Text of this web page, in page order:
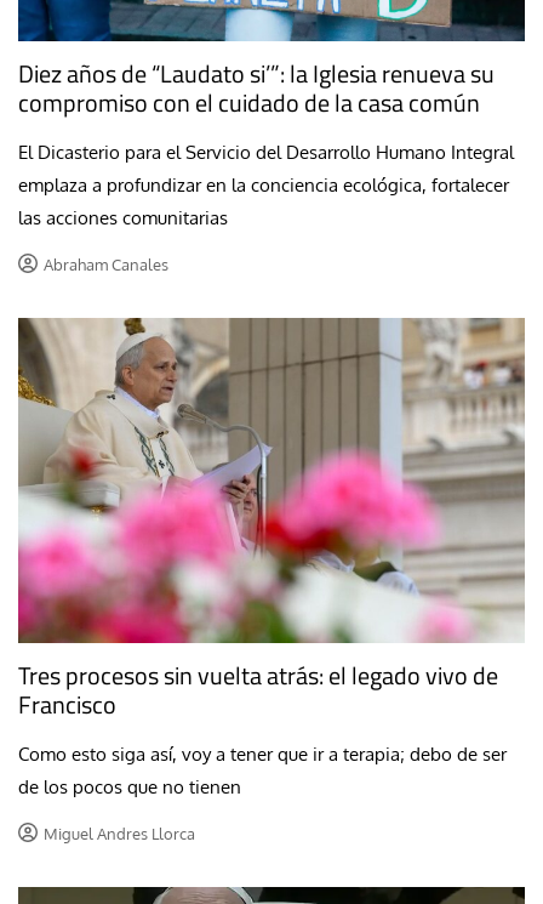
Diez años de “Laudato si’”: la Iglesia renueva su
compromiso con el cuidado de la casa común
El Dicasterio para el Servicio del Desarrollo Humano Integral
emplaza a profundizar en la conciencia ecológica, fortalecer
las acciones comunitarias
Abraham Canales
Tres procesos sin vuelta atrás: el legado vivo de
Francisco
Como esto siga así, voy a tener que ir a terapia; debo de ser
de los pocos que no tienen
Miguel Andres Llorca